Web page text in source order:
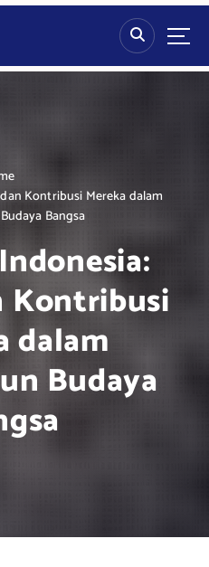
Kontribusi Mereka dalam
Bangsa
Kontribusi
dalam
Budaya